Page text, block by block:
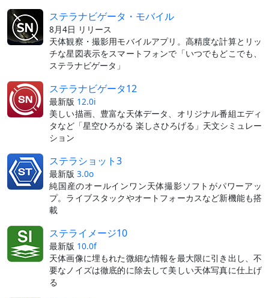
ステラナビゲータ・モバイル
8月4日 リリース
天体観察・撮影用モバイルアプリ。高精度な計算とリッ
チな星図表示をスマートフォンで「いつでもどこでも、
ステラナビゲータ」
ステラナビゲータ12
最新版 12.0i
美しい描画、豊富な天体データ、オリジナル番組エディ
タなど「星空ひろがる 楽しさひろげる」天文シミュレー
ション
ステラショット3
最新版 3.0o
純国産のオールインワン天体撮影ソフトがパワーアッ
プ。ライブスタックやオートフォーカスなど新機能も搭
載
ステライメージ10
最新版 10.0f
天体画像に埋もれた微細な情報を最大限に引き出し、不
要なノイズは徹底的に除去して美しい天体写真に仕上げ
る